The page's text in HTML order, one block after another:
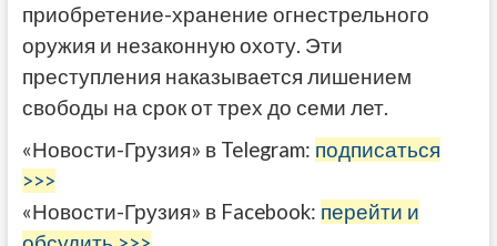
приобретение-хранение огнестрельного
оружия и незаконную охоту. Эти
преступления наказывается лишением
свободы на срок от трех до семи лет.
«Новости-Грузия» в Telegram: подписаться
>>>
«Новости-Грузия» в Facebook: перейти и